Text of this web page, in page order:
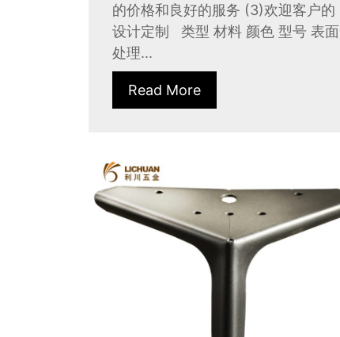
的价格和良好的服务 (3)欢迎客户的
设计定制 类型 材料 颜色 型号 表面
处理...
Read More